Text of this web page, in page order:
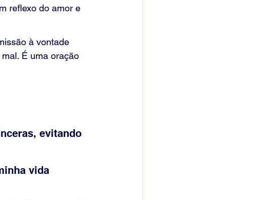
reflexo do amor e
à vontade
É uma oração
evitando
vida